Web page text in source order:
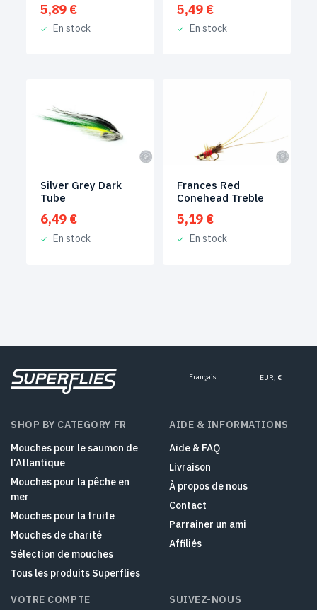
5,89 €
En stock
5,49 €
En stock
Silver Grey Dark
Tube
6,49 €
En stock
Frances Red
Conehead Treble
5,19 €
En stock
Français EUR, €
SHOP BY CATEGORY FR
Mouches pour le saumon de
l'Atlantique
Mouches pour la pêche en
mer
Mouches pour la truite
Mouches de charité
Sélection de mouches
Tous les produits Superflies
AIDE & INFORMATIONS
Aide & FAQ
Livraison
À propos de nous
Contact
Parrainer un ami
Affiliés
VOTRE COMPTE SUIVEZ-NOUS